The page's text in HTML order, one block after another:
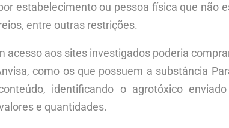
estabelecimento ou pessoa física que não
entre outras restrições.
aos sites investigados poderia
como os que possuem a substância
identificando o agrotóxico
e quantidades.